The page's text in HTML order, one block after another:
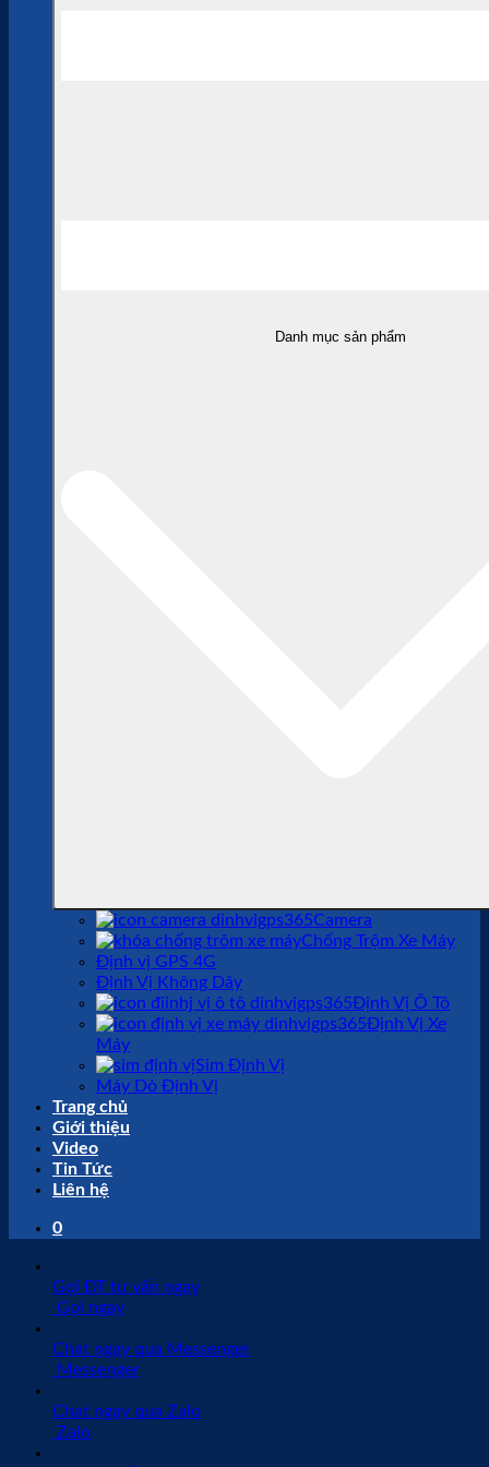
Danh mục sản phẩm
Camera
Chống Trộm Xe Máy
Định vị GPS 4G
Định Vị Không Dây
Định Vị Ô Tô
Định Vị Xe
Máy
Sim Định Vị
Máy Dò Định Vị
Trang chủ
Giới thiệu
Video
Tin Tức
Liên hệ
0
Gọi ĐT tư vấn ngay
Gọi ngay
Chat ngay qua Messenger
Messenger
Chat ngay qua Zalo
Zalo